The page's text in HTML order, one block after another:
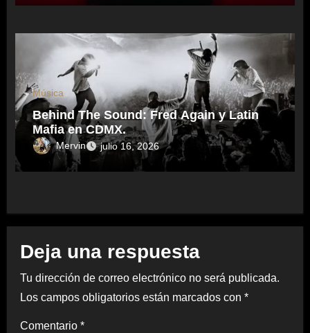
Música
Behind The Sound: Fred Again y Latin
Mafia en CDMX.
Mervin julio 16, 2026
Deja una respuesta
Tu dirección de correo electrónico no será publicada.
Los campos obligatorios están marcados con *
Comentario *